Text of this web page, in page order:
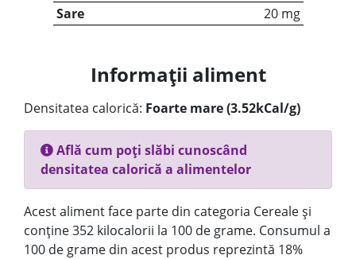
Sare
20 mg
Informații aliment
Densitatea calorică: Foarte mare (3.52kCal/g)
Află cum poți slăbi cunoscând
densitatea calorică a alimentelor
Acest aliment face parte din categoria Cereale și
conține 352 kilocalorii la 100 de grame. Consumul a
100 de grame din acest produs reprezintă 18%